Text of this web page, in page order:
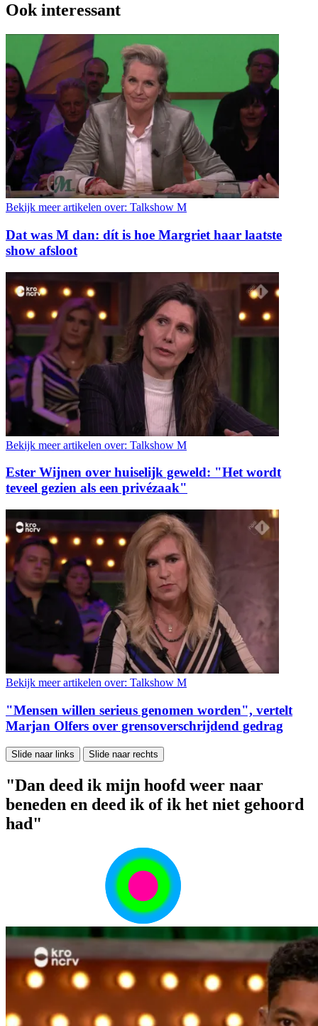
Ook interessant
Bekijk meer artikelen over: Talkshow M
Dat was M dan: dít is hoe Margriet haar laatste
show afsloot
Bekijk meer artikelen over: Talkshow M
Ester Wijnen over huiselijk geweld: "Het wordt
teveel gezien als een privézaak"
Bekijk meer artikelen over: Talkshow M
"Mensen willen serieus genomen worden", vertelt
Marjan Olfers over grensoverschrijdend gedrag
Slide naar links Slide naar rechts
"Dan deed ik mijn hoofd weer naar
beneden en deed ik of ik het niet gehoord
had"